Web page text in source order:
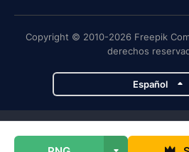
Copyright © 2010-2026 Freepik
derechos
Español